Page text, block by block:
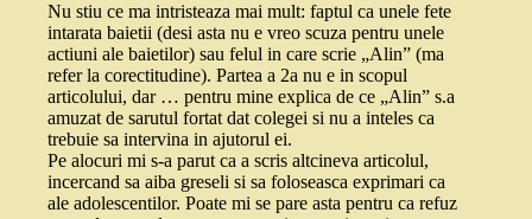
Nu stiu ce ma intristeaza mai mult: faptul ca unele fete
intarata baietii (desi asta nu e vreo scuza pentru unele
actiuni ale baietilor) sau felul in care scrie „Alin” (ma
refer la corectitudine). Partea a 2a nu e in scopul
articolului, dar … pentru mine explica de ce „Alin” s.a
amuzat de sarutul fortat dat colegei si nu a inteles ca
trebuie sa intervina in ajutorul ei.
Pe alocuri mi s-a parut ca a scris altcineva articolul,
incercand sa aiba greseli si sa foloseasca exprimari ca
ale adolescentilor. Poate mi se pare asta pentru ca refuz